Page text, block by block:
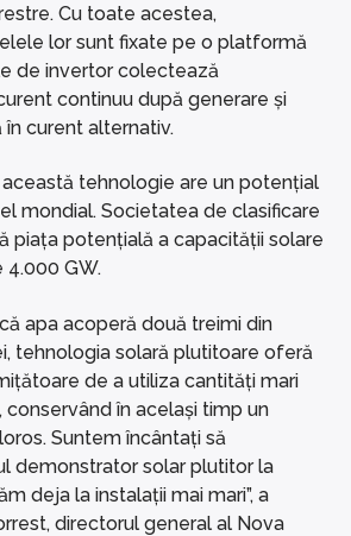
Cu toate acestea,
lor sunt fixate pe o platformă
de invertor colectează
continuu după generare și
curent alternativ.
această tehnologie are un potențial
mondial. Societatea de clasificare
piața potențială a capacității solare
GW.
apa acoperă două treimi din
tehnologia solară plutitoare oferă
de a utiliza cantități mari
conservând în același timp un
Suntem încântați să
demonstrator solar plutitor la
deja la instalații mai mari”, a
directorul general al Nova